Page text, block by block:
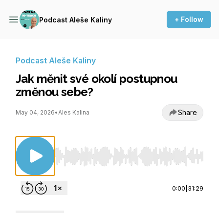
Podcast Aleše Kaliny + Follow
Podcast Aleše Kaliny
Jak měnit své okolí postupnou
změnou sebe?
May 04, 2026•Ales Kalina Share
Use Left/Right to seek, Home/End to jump
0:00 31:29